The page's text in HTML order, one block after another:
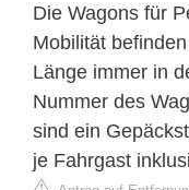
Die Wagons für
Mobilität
Länge immer in
Nummer des
sind ein
je Fahrgast